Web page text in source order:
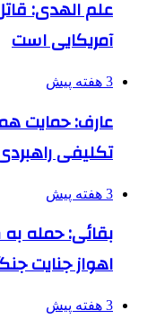
علم الهدی:
آمریکایی است
3 هفته پیش
عارف: حمایت
تکلیفی
3 هفته پیش
بقائی: حمله
اهواز جنایت
3 هفته پیش